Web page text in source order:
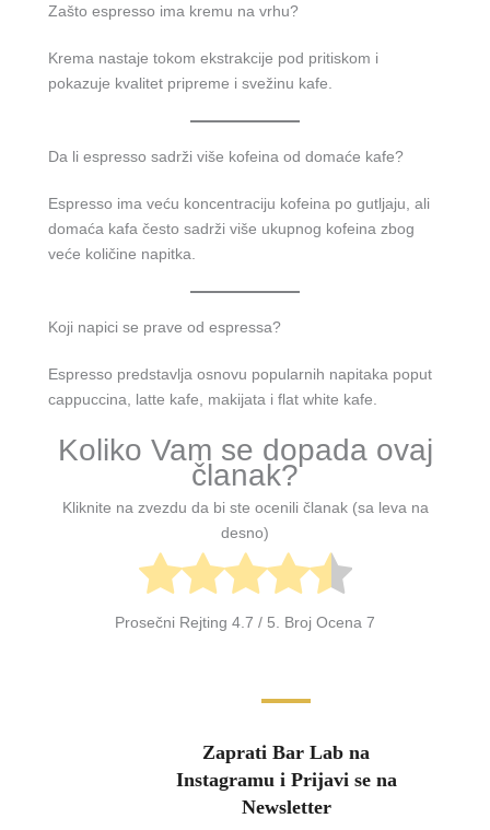
Zašto espresso ima kremu na vrhu?
Krema nastaje tokom ekstrakcije pod pritiskom i
pokazuje kvalitet pripreme i svežinu kafe.
Da li espresso sadrži više kofeina od domaće kafe?
Espresso ima veću koncentraciju kofeina po gutljaju, ali
domaća kafa često sadrži više ukupnog kofeina zbog
veće količine napitka.
Koji napici se prave od espressa?
Espresso predstavlja osnovu popularnih napitaka poput
cappuccina, latte kafe, makijata i flat white kafe.
Koliko Vam se dopada ovaj
članak?
Kliknite na zvezdu da bi ste ocenili članak (sa leva na
desno)
Prosečni Rejting 4.7 / 5. Broj Ocena 7
Zaprati Bar Lab na
Instagramu i Prijavi se na
Newsletter